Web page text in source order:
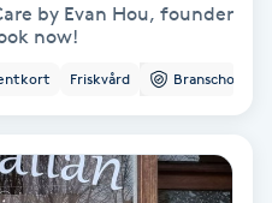
by Evan Hou, founder
now!
Friskvård Branschorg.